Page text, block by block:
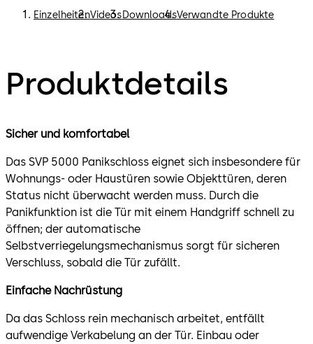
EinzelheitenVideosDownloadsVerwandte Produkte
Produktdetails
Sicher und komfortabel
Das SVP 5000 Panikschloss eignet sich insbesondere für
Wohnungs- oder Haustüren sowie Objekttüren, deren
Status nicht überwacht werden muss. Durch die
Panikfunktion ist die Tür mit einem Handgriff schnell zu
öffnen; der automatische
Selbstverriegelungsmechanismus sorgt für sicheren
Verschluss, sobald die Tür zufällt.
Einfache Nachrüstung
Da das Schloss rein mechanisch arbeitet, entfällt
aufwendige Verkabelung an der Tür. Einbau oder